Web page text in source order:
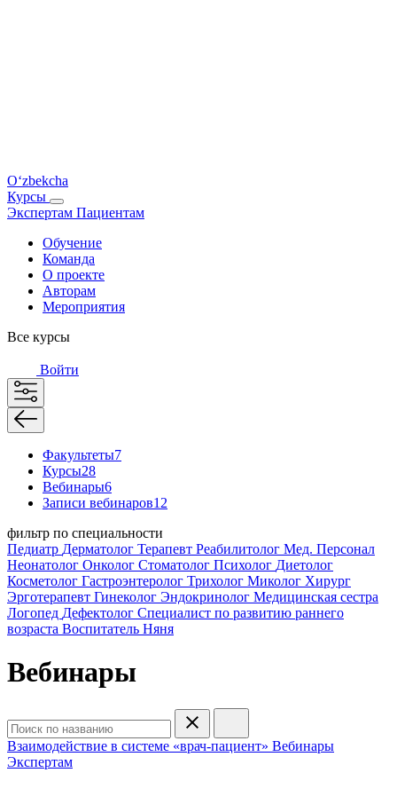
O‘zbekcha
Курсы
Экспертам Пациентам
Обучение
Команда
О проекте
Авторам
Мероприятия
Все курсы
Войти
Факультеты7
Курсы28
Вебинары6
Записи вебинаров12
фильтр по специальности
Педиатр Дерматолог Терапевт Реабилитолог Мед. Персонал
Неонатолог Онколог Стоматолог Психолог Диетолог
Косметолог Гастроэнтеролог Трихолог Миколог Хирург
Эрготерапевт Гинеколог Эндокринолог Медицинская сестра
Логопед Дефектолог Специалист по развитию раннего
возраста Воспитатель Няня
Вебинары
Взаимодействие в системе «врач-пациент» Вебинары
Экспертам